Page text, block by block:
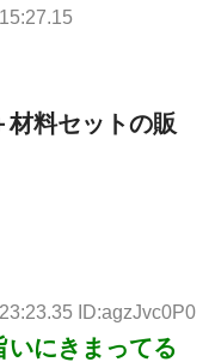
材料セットの販
ID:agzJvc0P0
いにきまってる